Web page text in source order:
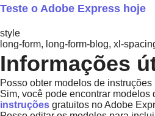
Teste o Adobe Express hoje
style
long-form, long-form-blog, xl-
Informações
Posso obter modelos de
Sim, você pode encontrar
instruções gratuitos no Adobe